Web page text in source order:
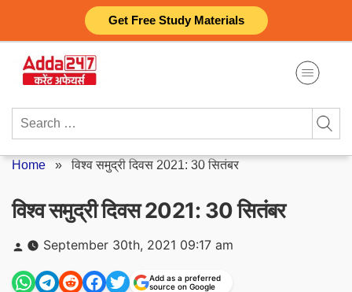
Get Free Study Materials
content
Search
Home »विश्व समुद्री दिवस 2021: 30 सितंबर
विश्व समुद्री दिवस 2021: 30 सितंबर
Posted
by
September 30th, 2021 09:17 am
Add as a preferred
source on Google